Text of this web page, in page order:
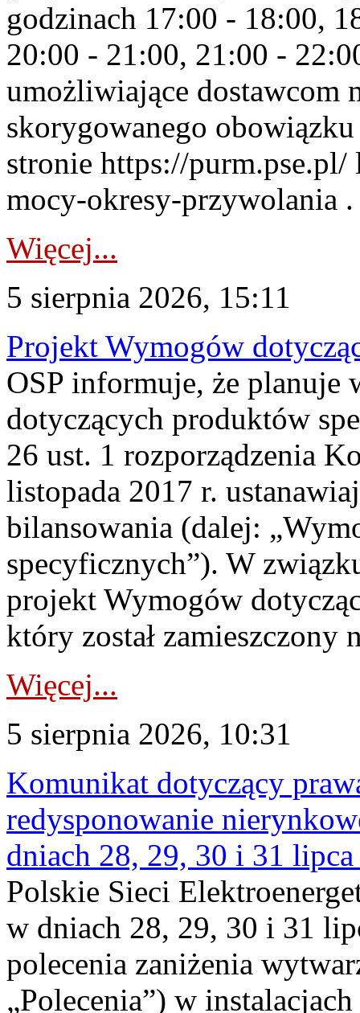
godzinach 17:00 - 18:00,
20:00 - 21:00, 21:00 -
umożliwiające dostawcom
skorygowanego
stronie https://
mocy-okresy-przywolania
Więcej...
5 sierpnia 2026, 15:11
Projekt Wymogów
OSP informuje, że planuje
dotyczących produktów
26 ust. 1 rozporządzenia
listopada 2017 r.
bilansowania (dalej:
specyficznych”). W
projekt Wymogów
który został zamieszczony
Więcej...
5 sierpnia 2026, 10:31
Komunikat dotyczący
redysponowanie
dniach 28, 29, 30 i 31
Polskie Sieci
w dniach 28, 29, 30 i 31
polecenia zaniżenia
„Polecenia”) w